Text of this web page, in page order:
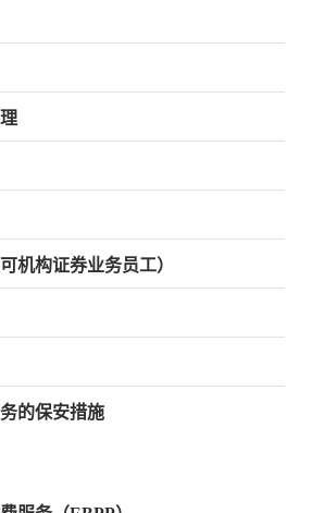
机构证券业务员工）
的保安措施